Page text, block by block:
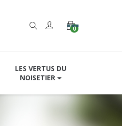
0
LES VERTUS DU
NOISETIER